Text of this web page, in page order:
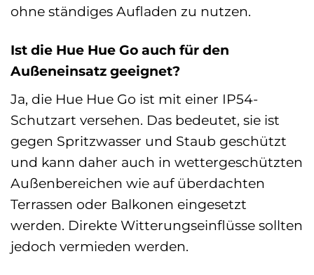
ohne ständiges Aufladen zu nutzen.
Ist die Hue Hue Go auch für den
Außeneinsatz geeignet?
Ja, die Hue Hue Go ist mit einer IP54-
Schutzart versehen. Das bedeutet, sie ist
gegen Spritzwasser und Staub geschützt
und kann daher auch in wettergeschützten
Außenbereichen wie auf überdachten
Terrassen oder Balkonen eingesetzt
werden. Direkte Witterungseinflüsse sollten
jedoch vermieden werden.